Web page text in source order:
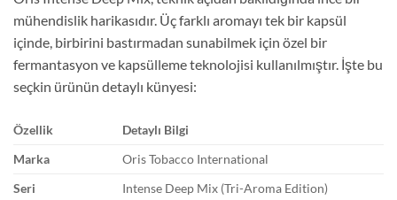
mühendislik harikasıdır. Üç farklı aromayı tek bir kapsül
içinde, birbirini bastırmadan sunabilmek için özel bir
fermantasyon ve kapsülleme teknolojisi kullanılmıştır. İşte bu
seçkin ürünün detaylı künyesi:
Özellik
Detaylı Bilgi
Marka
Oris Tobacco International
Seri
Intense Deep Mix (Tri-Aroma Edition)